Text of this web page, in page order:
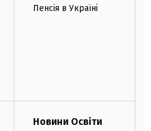
Пенсія в Україні
Новини Освіти